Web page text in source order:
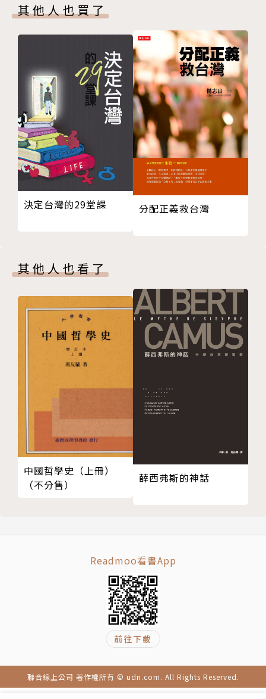
自我的定義、確立自信。
★蕭美琴（台灣駐美國大使）：「用心介紹各層面的台
美關係，以及從美國觀點描繪對台灣的觀察，相信將能
提供讀者更寬廣的視野。」
★范琪斐（資深媒體人）：「我的心得只有四個字：寫
得真棒！」
★王宏恩（內華達大學拉斯維加斯分校政治系助理教
授）：「一本以台灣視角出發，觀察與詮釋美中台關係
的書……整理了與台灣相關的各法案、台美外交大事記
與遊說團體，以及美國考量台灣的各種方式，大大補充
了現有教學內容與視角的不足之處。」
出版的《為什麼我們要在意美國？》，仔細分析了台美
歷史演變、美中關係轉折，以及台美的各項合作項目，
是每位關心台灣外交、台美關係的人必看的一本書，也
是必上的一堂政治、外交、國際、自我認知的課。」
百靈果News
林昶佐 Freddy(立法委員／閃靈主唱）
許菁芳（多倫多大學政治學博士）
蔡依橙（陪你看國際新聞創辦人）
鄭麗君（青平台基金會董事長）
蕭新晟（國家寶藏發起人）
作者：US Taiwan Watch：美國台灣觀測站
因深感一般大眾普遍欠缺取得美國政治即時訊息的管
道，且因語言隔閡、資訊不對等問題而有諸多誤解，2
017年由一群關心台美關係的留學生及台美人（Taiwa
nese Americans）提出的關注台美議題、促進台美關
係的公民外交專案發展而來，原名為「美國國會台灣觀
測站」，於g0v「公民科技獎助金」提案並獲獎，發展
至今成為非營利組織。美國台灣觀測站起先專門關注美
柯林頓－小布希（1993-2009）：大起大落
歐巴馬－川普（2009至今）：台美的峰迴路轉
從斷交走到今天，不簡單的台美關係
第二章 「一中」各表？——美國的「一中政策」
中國的「一中原則」vs.美國的「一中政策」
美國一中政策的重要元素
突破一中政策？
台灣怎麼看美國一中政策？
各國怎麼看「一中政策」？
思索台灣的「一中」立場
第三章 美國人在想什麼？
美國怎麼看中國
從一廂情願到幻想破滅
認清利益所在，更能夠交朋友
美國「戰略模糊」的三個層次
美國「戰略模糊」到底模糊了什麼？
嚇阻中國
戰略模糊大辯論
戰略模糊往戰略清晰移動？
台灣人應該怎麼看？
中美關係為何大轉變？
美中衝突的系統性原因
中美關係轉變的三條軸線
結構性問題讓雙方漸行漸遠
考量國家利益
美中關係轉變關鍵：中國崛起並挑戰美國
戰略三角是「等邊三角形」嗎？
濫用戰略三角的疑美論者
第五章 了解全球最大的政府機構
美國各界如何看待台灣？
民間團體
其他人也買了
決定台灣的29堂課 分配正義救台灣
其他人也看了
中國哲學史（上冊）
（不分售）
薛西弗斯的神話
Readmoo看書App
前往下載
聯合線上公司 著作權所有 © udn.com. All Rights Reserved.